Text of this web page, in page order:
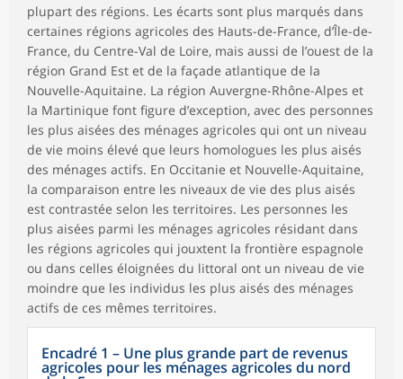
plupart des régions. Les écarts sont plus marqués dans
certaines régions agricoles des Hauts-de-France, d’Île-de-
France, du Centre-Val de Loire, mais aussi de l’ouest de la
région Grand Est et de la façade atlantique de la
Nouvelle-Aquitaine. La région Auvergne-Rhône-Alpes et
la Martinique font figure d’exception, avec des personnes
les plus aisées des ménages agricoles qui ont un niveau
de vie moins élevé que leurs homologues les plus aisés
des ménages actifs. En Occitanie et Nouvelle-Aquitaine,
la comparaison entre les niveaux de vie des plus aisés
est contrastée selon les territoires. Les personnes les
plus aisées parmi les ménages agricoles résidant dans
les régions agricoles qui jouxtent la frontière espagnole
ou dans celles éloignées du littoral ont un niveau de vie
moindre que les individus les plus aisés des ménages
actifs de ces mêmes territoires.
Encadré 1 – Une plus grande part de revenus
agricoles pour les ménages agricoles du nord